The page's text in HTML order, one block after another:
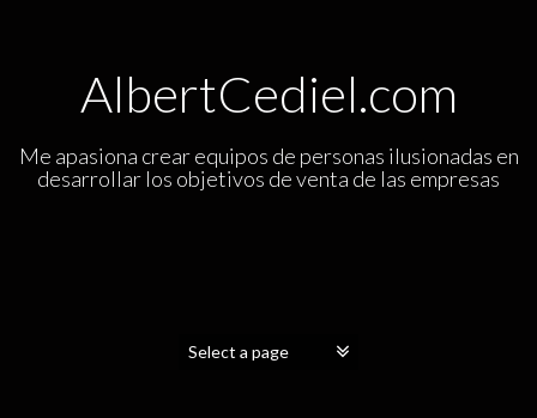
AlbertCediel.com
Me apasiona crear equipos de personas ilusionadas en
desarrollar los objetivos de venta de las empresas